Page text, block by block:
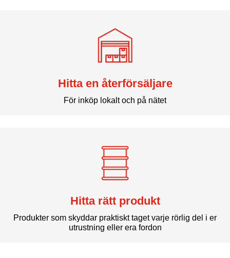
Hitta en återförsäljare
För inköp lokalt och på nätet
Hitta rätt produkt
Produkter som skyddar praktiskt taget varje rörlig del i er
utrustning eller era fordon